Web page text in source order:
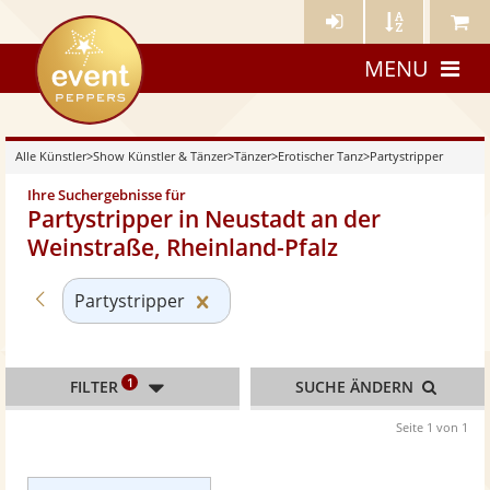
Künstler- Künstler Meine
eventpeppers
MENU
Alle Künstler>Show Künstler & Tänzer>Tänzer>Erotischer Tanz>Partystripper
Ihre Suchergebnisse für
Partystripper in Neustadt an der
Weinstraße, Rheinland-Pfalz
Zurück zu «Erotischer Tanz»
Partystripper Kategorie «Partystripper»
FILTER 1 SUCHE ÄNDERN
Seite 1 von 1